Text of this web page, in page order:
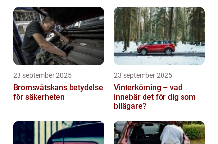
23 september 2025
Bromsvätskans betydelse
för säkerheten
23 september 2025
Vinterkörning – vad
innebär det för dig som
bilägare?